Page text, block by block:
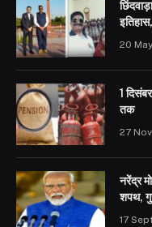
20
1
तक
27
नरेंद्र
शपथ,
17